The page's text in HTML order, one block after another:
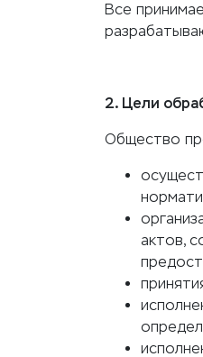
Все
2. Цели
Общество
актов,